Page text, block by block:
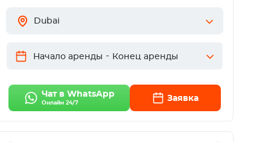
Dubai
Начало аренды - Конец аренды
Чат в WhatsApp
Онлайн 24/7
Заявка